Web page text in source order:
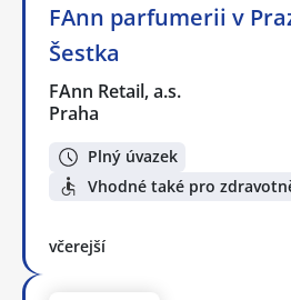
FAnn parfumerii v
Šestka
FAnn Retail, a.s.
Praha
Plný úvazek
Vhodné také pro
včerejší